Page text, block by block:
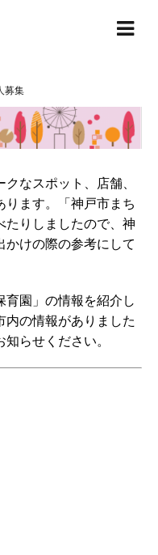
募集
なスポット、店舗、
ます。「神戸市まち
たりしましたので、神
かけの際の参考にして
園」の情報を紹介し
の情報がありました
らせください。